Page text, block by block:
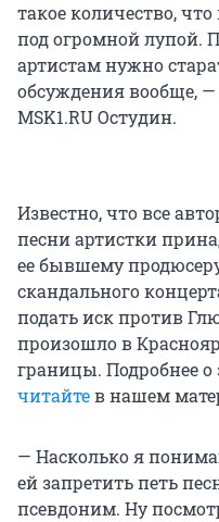
такое количество,
под огромной лупой.
артистам нужно
обсуждения вообще, —
MSK1.RU Остудин.
Известно, что все
песни артистки
ее бывшему
скандального
подать иск против
произошло в
границы. Подробнее о
читайтев нашем
— Насколько я
ей запретить петь
псевдоним. Ну